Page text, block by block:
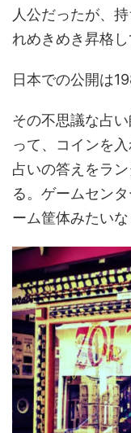
人公だったが、
れめきめき昇格し
日本での公開は
その不思議な占
って、コインを
占いの答えをラ
る。ゲームセン
ーム筐体みたいな